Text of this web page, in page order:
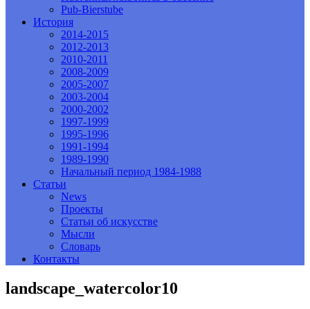
Pub-Bierstube
История
2014-2015
2012-2013
2010-2011
2008-2009
2005-2007
2003-2004
2000-2002
1997-1999
1995-1996
1991-1994
1989-1990
Начальный период 1984-1988
Статьи
News
Проекты
Статьи об искусстве
Мысли
Словарь
Контакты
landscape_watercolor10